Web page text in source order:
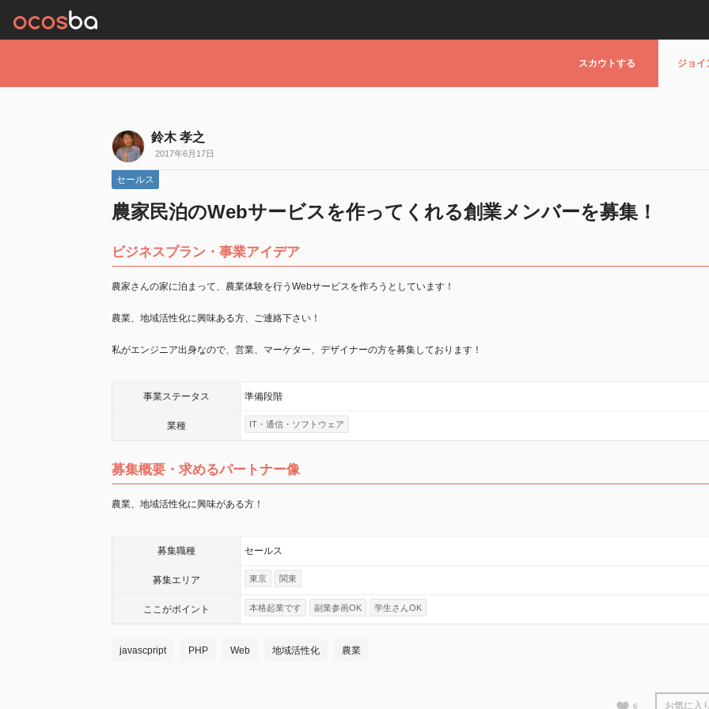
スカウトする ジョイ
鈴木 孝之
2017年6月17日
セールス
農家民泊のWebサービスを作ってくれる創業メンバーを募集！
ビジネスプラン・事業アイデア
農家さんの家に泊まって、農業体験を行うWebサービスを作ろうとしています！
農業、地域活性化に興味ある方、ご連絡下さい！
私がエンジニア出身なので、営業、マーケター、デザイナーの方を募集しております！
事業ステータス 準備段階
業種 IT・通信・ソフトウェア
募集概要・求めるパートナー像
農業、地域活性化に興味がある方！
募集職種 セールス
募集エリア 東京 関東
ここがポイント 本格起業です 副業参画OK 学生さんOK
javascpript PHP Web 地域活性化 農業
6 お気に入